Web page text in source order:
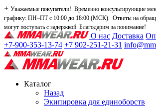
+ Уважаемые покупатели! Временно консультирующие
графику: ПН–ПТ с 10:00 до 18:00 (МСК). Ответы на
могут поступать с задержкой. Благодарим за понимание!
О нас Доставка
+7-900-353-13-74 +7 902-251-21-31
Каталог
Назад
Экипировка для единоборств